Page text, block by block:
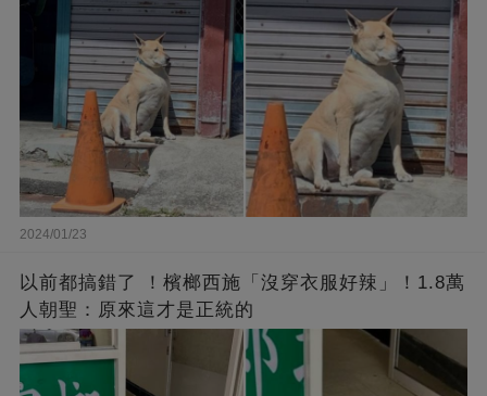
2024/01/23
以前都搞錯了 ！檳榔西施「沒穿衣服好辣」！1.8萬
人朝聖：原來這才是正統的